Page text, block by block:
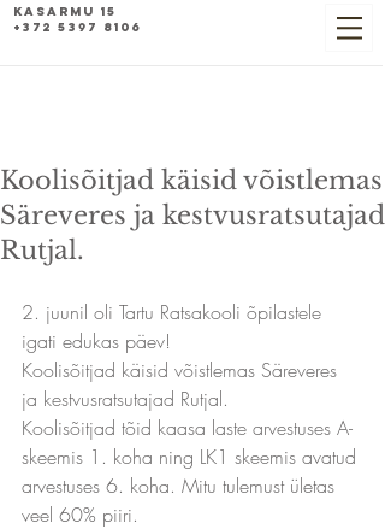
Kasarmu 15
+372 5397 8106
Koolisõitjad käisid võistlemas
Säreveres ja kestvusratsutajad
Rutjal.
2. juunil oli Tartu Ratsakooli õpilastele
igati edukas päev!
Koolisõitjad käisid võistlemas Säreveres
ja kestvusratsutajad Rutjal.
Koolisõitjad tõid kaasa laste arvestuses A-
skeemis 1. koha ning LK1 skeemis avatud
arvestuses 6. koha. Mitu tulemust ületas
veel 60% piiri.